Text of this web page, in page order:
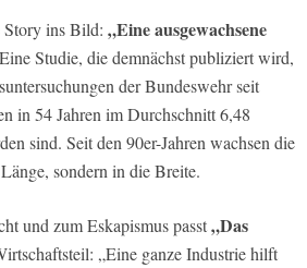
Story ins Bild: „Eine ausgewachsene
Eine Studie, die demnächst publiziert wird,
der Bundeswehr seit
in 54 Jahren im Durchschnitt 6,48
sind. Seit den 90er-Jahren wachsen die
sondern in die Breite.
und zum Eskapismus passt„Das
„Eine ganze Industrie hilft